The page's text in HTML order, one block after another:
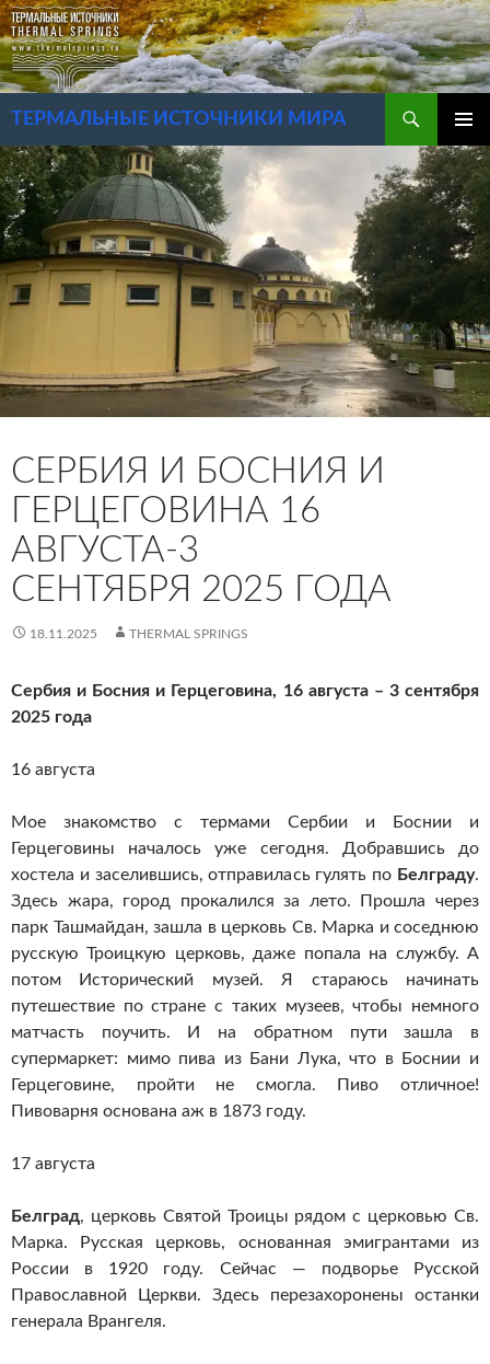
Перейти
к
содержимому
ТЕРМАЛЬНЫЕ ИСТОЧНИКИ МИРА
МЕНЮ
СЕРБИЯ И БОСНИЯ И
ГЕРЦЕГОВИНА 16
АВГУСТА-3
СЕНТЯБРЯ 2025 ГОДА
18.11.2025 THERMAL SPRINGS
Сербия и Босния и Герцеговина, 16 августа – 3 сентября
2025 года
16 августа
Мое знакомство с термами Сербии и Боснии и
Герцеговины началось уже сегодня. Добравшись до
хостела и заселившись, отправилась гулять по Белграду.
Здесь жара, город прокалился за лето. Прошла через
парк Ташмайдан, зашла в церковь Св. Марка и соседнюю
русскую Троицкую церковь, даже попала на службу. А
потом Исторический музей. Я стараюсь начинать
путешествие по стране с таких музеев, чтобы немного
матчасть поучить. И на обратном пути зашла в
супермаркет: мимо пива из Бани Лука, что в Боснии и
Герцеговине, пройти не смогла. Пиво отличное!
Пивоварня основана аж в 1873 году.
17 августа
Белград, церковь Святой Троицы рядом с церковью Св.
Марка. Русская церковь, основанная эмигрантами из
России в 1920 году. Сейчас — подворье Русской
Православной Церкви. Здесь перезахоронены останки
генерала Врангеля.